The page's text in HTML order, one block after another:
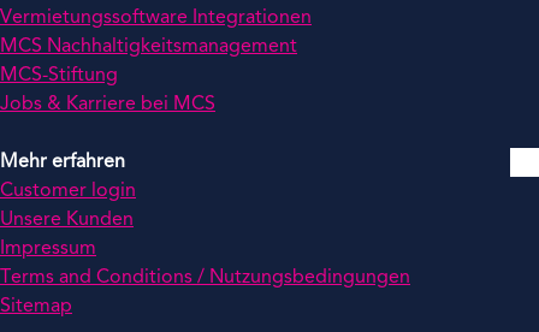
Vermietungssoftware Integrationen
MCS Nachhaltigkeitsmanagement
MCS-Stiftung
Jobs & Karriere bei MCS
Mehr erfahren
Customer login
Unsere Kunden
Impressum
Terms and Conditions / Nutzungsbedingungen
Sitemap